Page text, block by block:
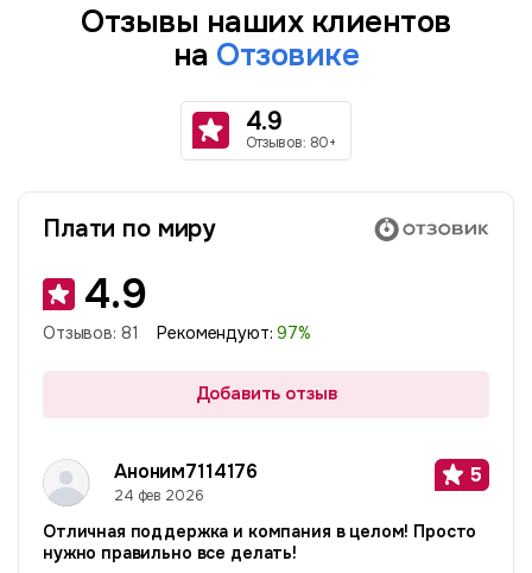
Отзывы наших клиентов
на Отзовике
4.9
Отзывов: 80+
Плати по миру
4.9
Отзывов: 81 Рекомендуют:97%
Добавить отзыв
Аноним7114176
24 фев 2026
5
Отличная поддержка и компания в целом! Просто
нужно правильно все делать!